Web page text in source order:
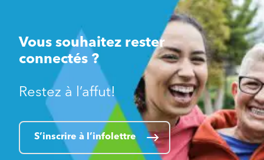
Vous souhaitez rester
connectés ?
Restez à l’affut!
S’inscrire à l’infolettre